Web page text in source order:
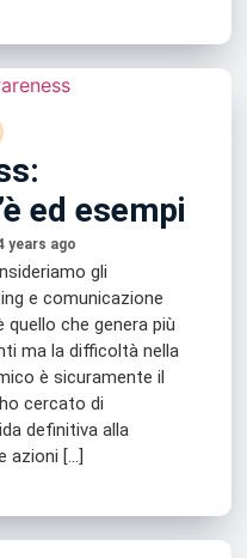
ed esempi
years ago
gli
e comunicazione
quello che genera più
ma la difficoltà nella
è sicuramente il
cercato di
definitiva alla
azioni […]